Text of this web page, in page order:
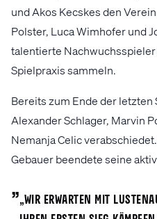
und Akos Kecskes den
Polster, Luca Wimhofer und
talentierte
Spielpraxis sammeln.
Bereits zum Ende der letzten
Alexander Schlager, Marvin
Nemanja Celic
Gebauer beendete seine
„
„Wir erwarten mit